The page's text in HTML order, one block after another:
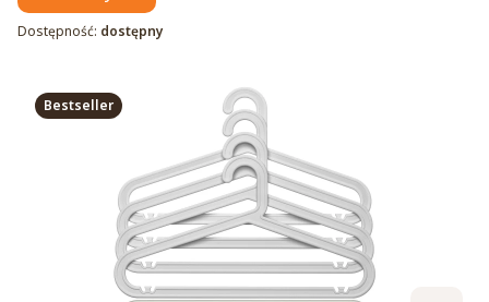
Dostępność: dostępny
Bestseller